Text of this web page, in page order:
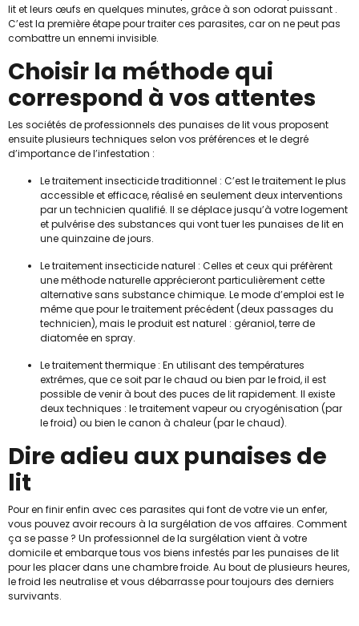
lit et leurs œufs en quelques minutes, grâce à son odorat puissant .
C’est la première étape pour traiter ces parasites, car on ne peut pas
combattre un ennemi invisible.
Choisir la méthode qui
correspond à vos attentes
Les sociétés de professionnels des punaises de lit vous proposent
ensuite plusieurs techniques selon vos préférences et le degré
d’importance de l’infestation :
Le traitement insecticide traditionnel : C’est le traitement le plus
accessible et efficace, réalisé en seulement deux interventions
par un technicien qualifié. Il se déplace jusqu’à votre logement
et pulvérise des substances qui vont tuer les punaises de lit en
une quinzaine de jours.
Le traitement insecticide naturel : Celles et ceux qui préfèrent
une méthode naturelle apprécieront particulièrement cette
alternative sans substance chimique. Le mode d’emploi est le
même que pour le traitement précédent (deux passages du
technicien), mais le produit est naturel : géraniol, terre de
diatomée en spray.
Le traitement thermique : En utilisant des températures
extrêmes, que ce soit par le chaud ou bien par le froid, il est
possible de venir à bout des puces de lit rapidement. Il existe
deux techniques : le traitement vapeur ou cryogénisation (par
le froid) ou bien le canon à chaleur (par le chaud).
Dire adieu aux punaises de
lit
Pour en finir enfin avec ces parasites qui font de votre vie un enfer,
vous pouvez avoir recours à la surgélation de vos affaires. Comment
ça se passe ? Un professionnel de la surgélation vient à votre
domicile et embarque tous vos biens infestés par les punaises de lit
pour les placer dans une chambre froide. Au bout de plusieurs heures,
le froid les neutralise et vous débarrasse pour toujours des derniers
survivants.